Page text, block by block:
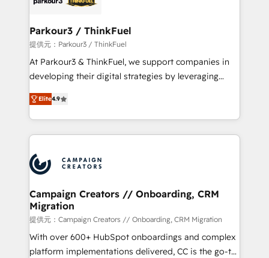
companies scale faster and smarter. 🔹 BOOMS:
Demand generation for all your buyers With BOOMS,
you invest in 100% of your buyers, accelerating your
growth and positioning yourself as an undisputed
transformation process A methodology designed to
implement HubSpot effectively and optimize your
record of business transformation, our growth-first
approach has helped brands dominate their
Parkour3 / ThinkFuel
提供元：Parkour3 / ThinkFuel
At Parkour3 & ThinkFuel, we support companies in
developing their digital strategies by leveraging
technologies and automating their marketing and
sales processes to generate growth. Our offer spans
from Strategy to Operations. We specialize in CRM
onboarding and implementation, web design, sales
extensive experience working with tech companies
and manufacturers since 2002, we are committed to
empowering our clients and developing their
autonomy. Get to grips with HubSpot through
guided implementation and seamless integration of
the CRM platform into your digital ecosystem. Would
you like support in deploying your inbound
Elite4.9
Campaign Creators // Onboarding, CRM
Migration
提供元：Campaign Creators // Onboarding, CRM Migration
With over 600+ HubSpot onboardings and complex
platform implementations delivered, CC is the go-to